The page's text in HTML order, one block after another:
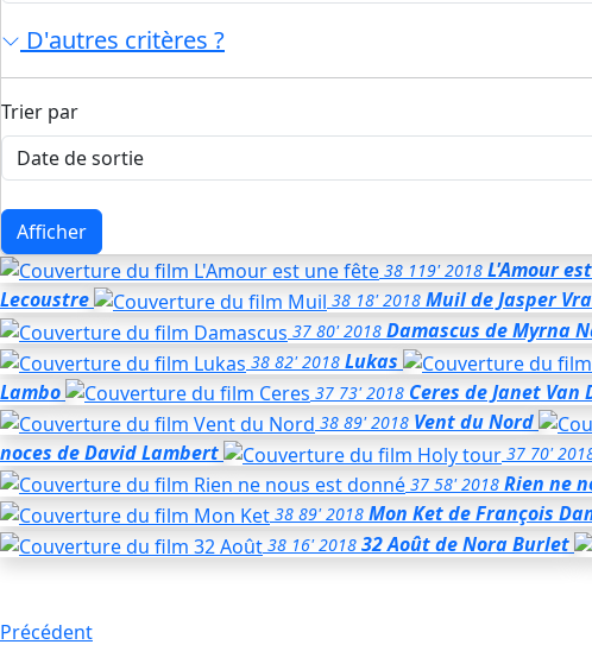
D'autres critères ?
Trier par
Afficher
38 119' 2018 L'Amour
Lecoustre
38 18' 2018 Muilde Jasper
37 80' 2018 Damascus de Myrna
38 82' 2018 Lukas
Lambo
37 73' 2018 Ceres de Janet Van
38 89' 2018 Vent du Nord
noces de David Lambert 37 70'
37 58' 2018 Rien ne
38 89' 2018 Mon Ketde François
38 16' 2018 32 Aoûtde Nora Burlet
Précédent